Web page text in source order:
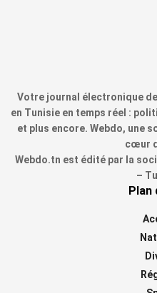
Votre journal électronique
en Tunisie en temps réel :
et plus encore. Webdo, une
cœur
Webdo.tn est édité par la
–
Plan